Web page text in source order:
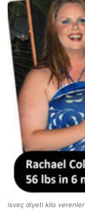
isveç diyeti kilo verenler